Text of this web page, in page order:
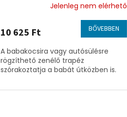
Jelenleg nem elérhető
10 625 Ft BŐVEBBEN
A babakocsira vagy autósülésre
rögzíthető zenélő trapéz
szórakoztatja a babát útközben is.